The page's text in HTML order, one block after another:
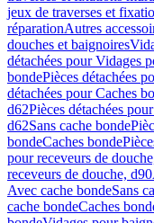
jeux de traverses et
réparationAutres
douches et baignoires
détachées pour Vidages
bondePièces détachées
détachées pour Caches
d62Pièces détachées
d62Sans cache bonde
bondeCaches bonde
pour receveurs de
receveurs de douche, d90
Avec cache bondeSans
cache bondeCaches